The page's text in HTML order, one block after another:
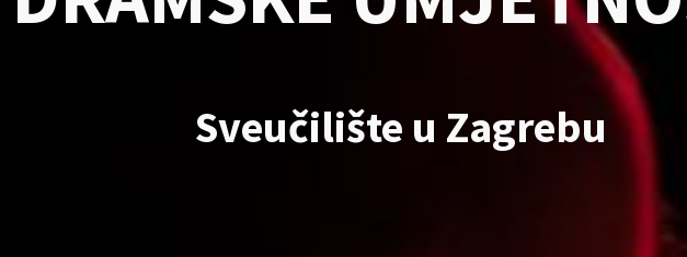
Sveučilište u Zagrebu